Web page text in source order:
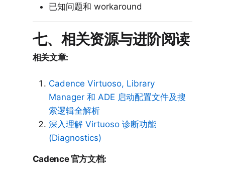
已知问题和 workaround
七、相关资源与进阶阅读
相关文章:
Cadence Virtuoso, Library
Manager 和 ADE 启动配置文件及搜
索逻辑全解析
深入理解 Virtuoso 诊断功能
(Diagnostics)
Cadence 官方文档: